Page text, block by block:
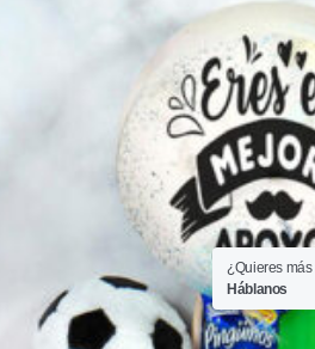
¿Quieres
Háblanos